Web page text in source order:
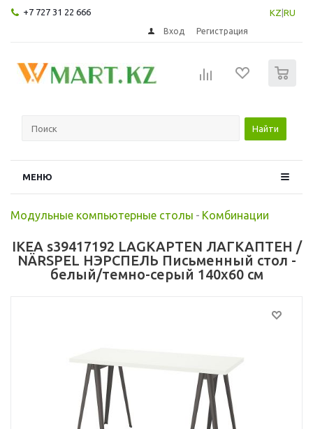
+7 727 31 22 666 KZ RU
Вход Регистрация
Найти
МЕНЮ
Модульные компьютерные столы - Комбинации
IKEA s39417192 LAGKAPTEN ЛАГКАПТЕН /
NÄRSPEL НЭРСПЕЛЬ Письменный стол -
белый/темно-серый 140x60 см